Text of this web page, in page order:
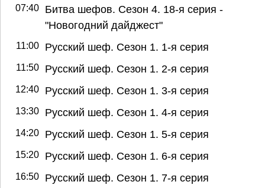
07:40
Битва шефов. Сезон 4. 18-я серия -
"Новогодний дайджест"
11:00 Русский шеф. Сезон 1. 1-я серия
11:50 Русский шеф. Сезон 1. 2-я серия
12:40 Русский шеф. Сезон 1. 3-я серия
13:30 Русский шеф. Сезон 1. 4-я серия
14:20 Русский шеф. Сезон 1. 5-я серия
15:20 Русский шеф. Сезон 1. 6-я серия
16:50 Русский шеф. Сезон 1. 7-я серия